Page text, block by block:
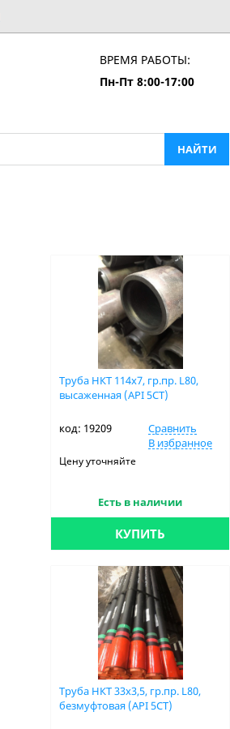
Труба НКТ 114х7, гр.пр. L80,
высаженная (API 5CT)
код: 19209
Сравнить
В избранное
Цену уточняйте
Есть в наличии
КУПИТЬ
Труба НКТ 33х3,5, гр.пр. L80,
безмуфтовая (API 5CT)
ВРЕМЯ РАБОТЫ:
Пн-Пт 8:00-17:00